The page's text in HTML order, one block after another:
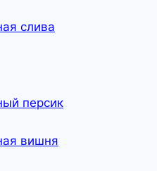
слива
персик
вишня